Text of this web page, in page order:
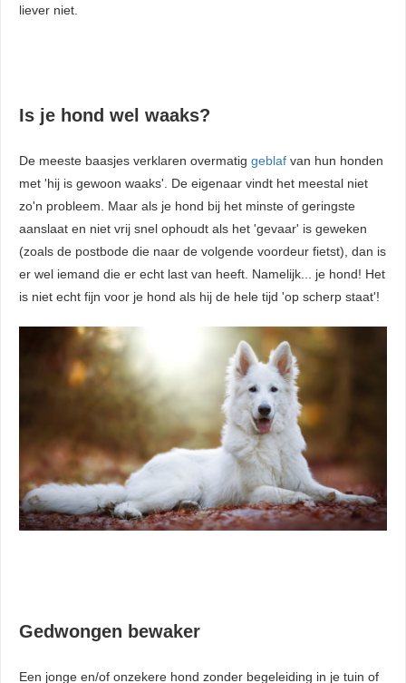
liever niet.
Is je hond wel waaks?
De meeste baasjes verklaren overmatig geblaf van hun honden
met 'hij is gewoon waaks'. De eigenaar vindt het meestal niet
zo'n probleem. Maar als je hond bij het minste of geringste
aanslaat en niet vrij snel ophoudt als het 'gevaar' is geweken
(zoals de postbode die naar de volgende voordeur fietst), dan is
er wel iemand die er echt last van heeft. Namelijk... je hond! Het
is niet echt fijn voor je hond als hij de hele tijd 'op scherp staat'!
Gedwongen bewaker
Een jonge en/of onzekere hond zonder begeleiding in je tuin of